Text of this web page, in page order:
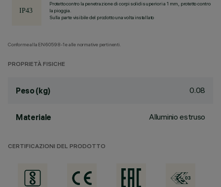
Protetto contro la penetrazione di corpi solidi superiori a 1 mm, protetto contro
la pioggia.
Sulla parte visibile del prodotto una volta installato
Conforme alla EN60598-1 e alle normative pertinenti.
PROPRIETÀ FISICHE
Peso (kg) 0.08
Materiale Alluminio estruso
CERTIFICAZIONI DEL PRODOTTO